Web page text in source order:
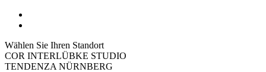
Wählen Sie Ihren Standort
COR INTERLÜBKE STUDIO
TENDENZA NÜRNBERG